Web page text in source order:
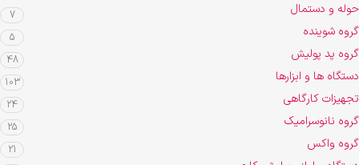
حوله و دستمال 7
گروه شوینده 5
گروه پد پولیش 48
دستگاه ها و ابزارها 103
تجهیزات کارگاهی 24
گروه نانوسرامیک 25
گروه واکس 21